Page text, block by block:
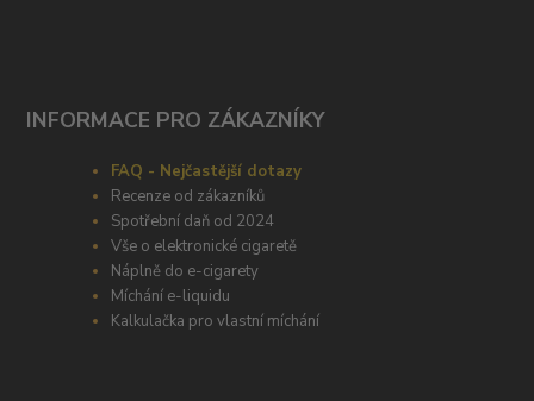
INFORMACE PRO ZÁKAZNÍKY
FAQ - Nejčastější dotazy
Recenze od zákazníků
Spotřební daň od 2024
Vše o elektronické cigaretě
Náplně do e-cigarety
Míchání e-liquidu
Kalkulačka pro vlastní míchání